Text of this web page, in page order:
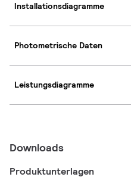
Installationsdiagramme
Photometrische Daten
Leistungsdiagramme
Downloads
Produktunterlagen